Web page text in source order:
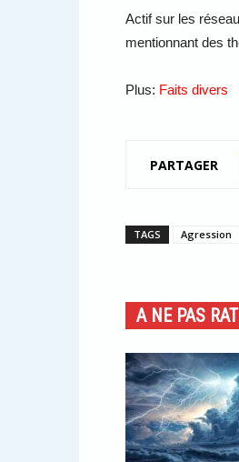
Actif sur les
mentionnant des
Plus: Faits divers
PARTAGER
TAGS Agression
A NE PAS